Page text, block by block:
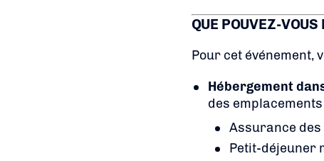
QUE POUVEZ-VOUS
Pour cet événement,
Hébergement
des
Assurance
Petit-déjeuner